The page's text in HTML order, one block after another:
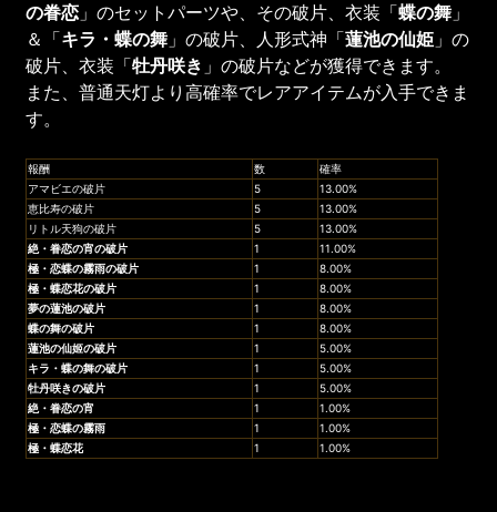
の眷恋 」のセットパーツや、その破片、衣装「蝶の舞 」
＆「キラ・蝶の舞 」の破片、人形式神「蓮池の仙姫 」の
破片、衣装「牡丹咲き 」の破片などが獲得できます。
また、普通天灯より高確率でレアアイテムが入手できま
す。
報酬 数
確率
アマビエの破片
5
13.00%
恵比寿の破片
5
13.00%
リトル天狗の破片
5
13.00%
絶・眷恋の宵の破片 1
11.00%
極・恋蝶の霧雨の破片 1
8.00%
極・蝶恋花の破片 1
8.00%
夢の蓮池の破片 1
8.00%
蝶の舞の破片 1
8.00%
蓮池の仙姬の破片 1
5.00%
キラ・蝶の舞の破片 1
5.00%
牡丹咲きの破片 1
5.00%
絶・眷恋の宵
1
1.00%
極・恋蝶の霧雨
1
1.00%
極・蝶恋花
1 1.00%